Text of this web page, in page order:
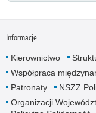
Informacje
Kierownictwo
Współpraca
Patronaty
NSZZ
Organizacji